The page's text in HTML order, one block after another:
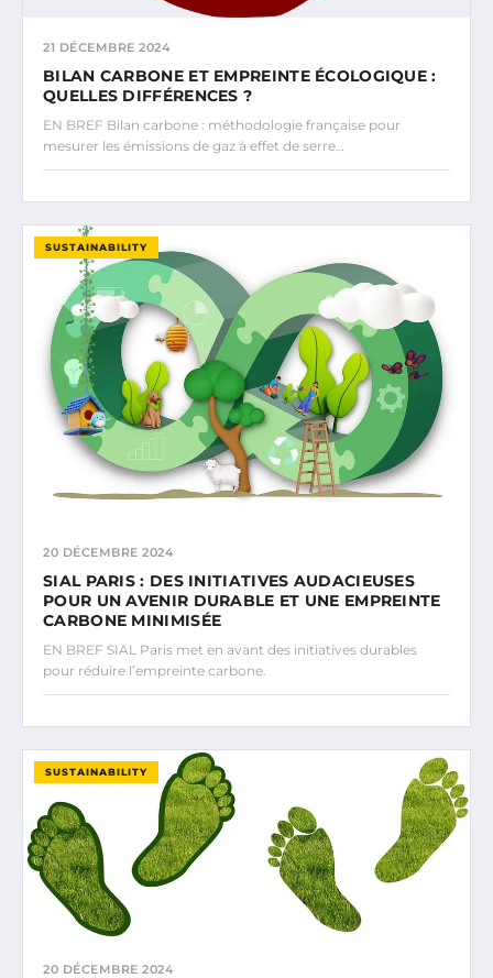
21 DÉCEMBRE 2024
BILAN CARBONE ET EMPREINTE ÉCOLOGIQUE :
QUELLES DIFFÉRENCES ?
EN BREF Bilan carbone : méthodologie française pour
mesurer les émissions de gaz à effet de serre…
SUSTAINABILITY
20 DÉCEMBRE 2024
SIAL PARIS : DES INITIATIVES AUDACIEUSES
POUR UN AVENIR DURABLE ET UNE EMPREINTE
CARBONE MINIMISÉE
EN BREF SIAL Paris met en avant des initiatives durables
pour réduire l’empreinte carbone.
SUSTAINABILITY
20 DÉCEMBRE 2024